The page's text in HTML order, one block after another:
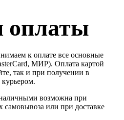
оплаты
к оплате все основные
МИР). Оплата картой
так и при получении в
курьером.
возможна при
самовывоза или при доставке